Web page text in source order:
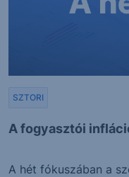
A fogyasztói
SZTORI
A hét fókuszában a